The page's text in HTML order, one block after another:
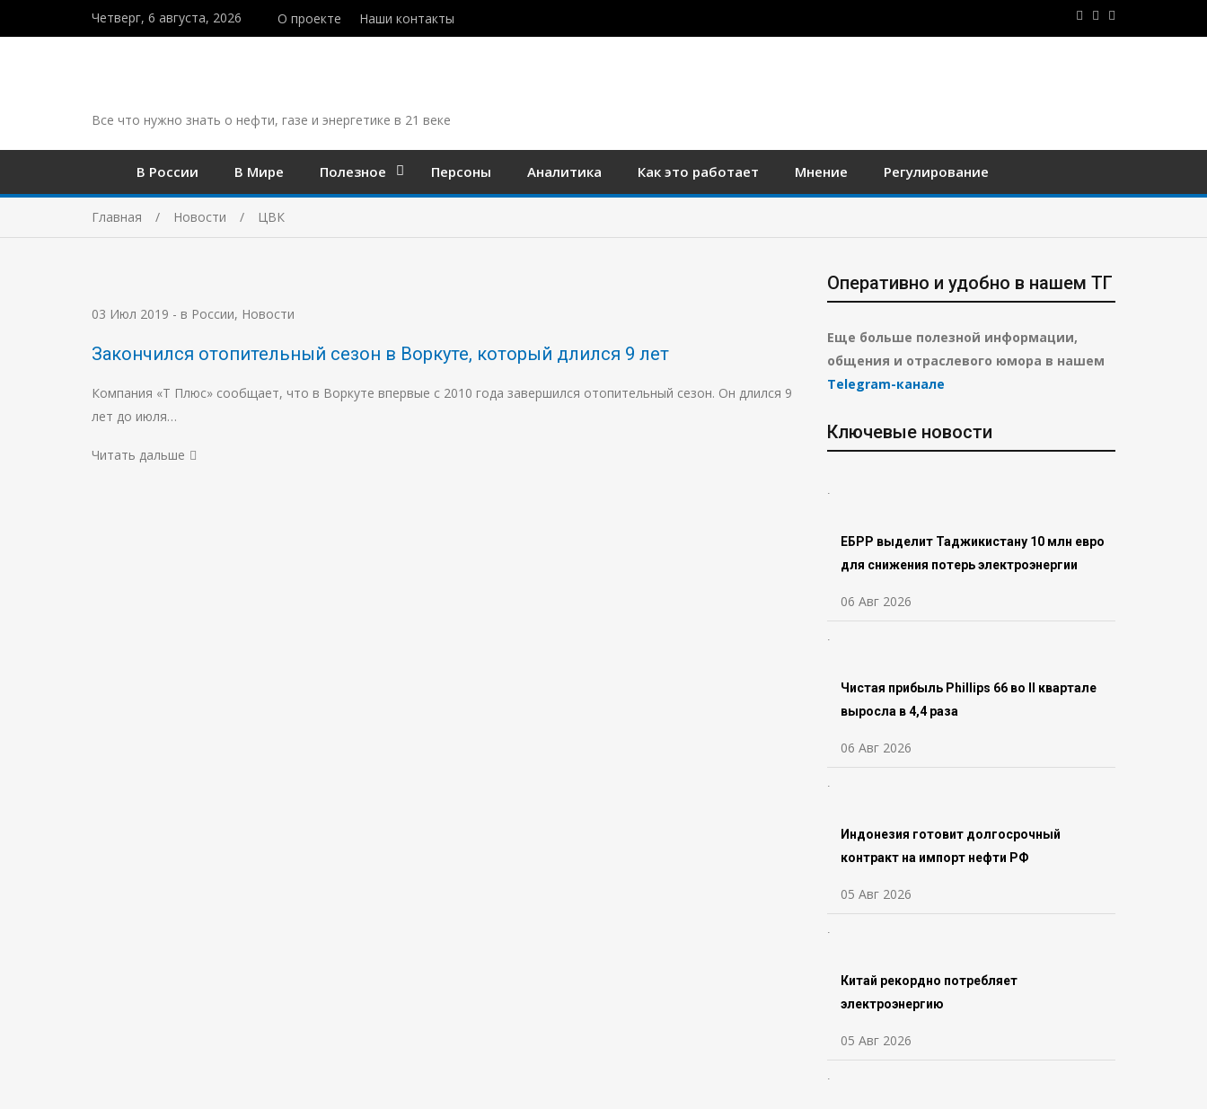
Четверг, 6 августа, 2026 О проекте Наши контакты
Все что нужно знать о нефти, газе и энергетике в 21 веке
В России В Мире Полезное Персоны Аналитика Как это работает Мнение Регулирование
Главная Новости ЦВК
03 Июл 2019 - в России, Новости
Закончился отопительный сезон в Воркуте, который длился 9 лет
Компания «Т Плюс» сообщает, что в Воркуте впервые с 2010 года завершился отопительный сезон. Он длился 9
лет до июля…
Читать дальше
Оперативно и удобно в нашем ТГ
Еще больше полезной информации,
общения и отраслевого юмора в нашем
Telegram-канале
Ключевые новости
ЕБРР выделит Таджикистану 10 млн евро
для снижения потерь электроэнергии
06 Авг 2026
Чистая прибыль Phillips 66 во ll квартале
выросла в 4,4 раза
06 Авг 2026
Индонезия готовит долгосрочный
контракт на импорт нефти РФ
05 Авг 2026
Китай рекордно потребляет
электроэнергию
05 Авг 2026